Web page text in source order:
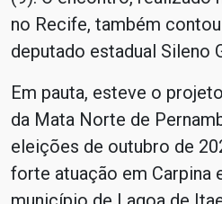
no Recife, também
deputado estadual Sileno
Em pauta, esteve o
da Mata Norte de
eleições de outubro de
forte atuação em Carpina